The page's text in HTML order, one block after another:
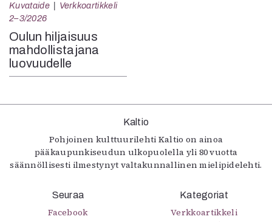
Kuvataide
Verkkoartikkeli
2–3/2026
Oulun hiljaisuus
mahdollistajana
luovuudelle
Kaltio
Pohjoinen kulttuurilehti Kaltio on ainoa
pääkaupunkiseudun ulkopuolella yli 80 vuotta
säännöllisesti ilmestynyt valtakunnallinen mielipidelehti.
Seuraa
Facebook
Kategoriat
Verkkoartikkeli